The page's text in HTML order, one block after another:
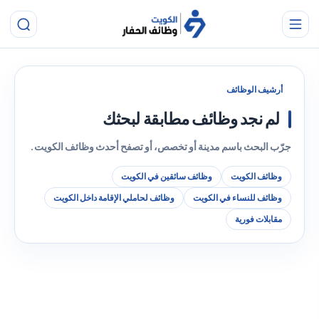
أرشيف الوظائف
لم نجد وظائف مطابقة لبحثك
جرّب البحث باسم مدينة أو تخصص، أو تصفح أحدث وظائف الكويت.
وظائف الكويت
وظائف سائقين في الكويت
وظائف للنساء في الكويت
وظائف لحاملي الإقامة داخل الكويت
مقابلات فورية